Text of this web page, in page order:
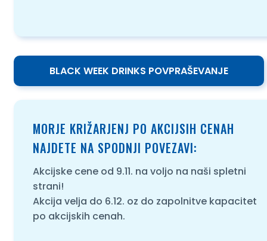
BLACK WEEK DRINKS POVPRAŠEVANJE
MORJE KRIŽARJENJ PO AKCIJSIH CENAH
NAJDETE NA SPODNJI POVEZAVI:
Akcijske cene od 9.11. na voljo na naši spletni
strani!
Akcija velja do 6.12. oz do zapolnitve kapacitet
po akcijskih cenah.